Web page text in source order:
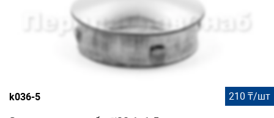
k036-5 210 ₸/шт